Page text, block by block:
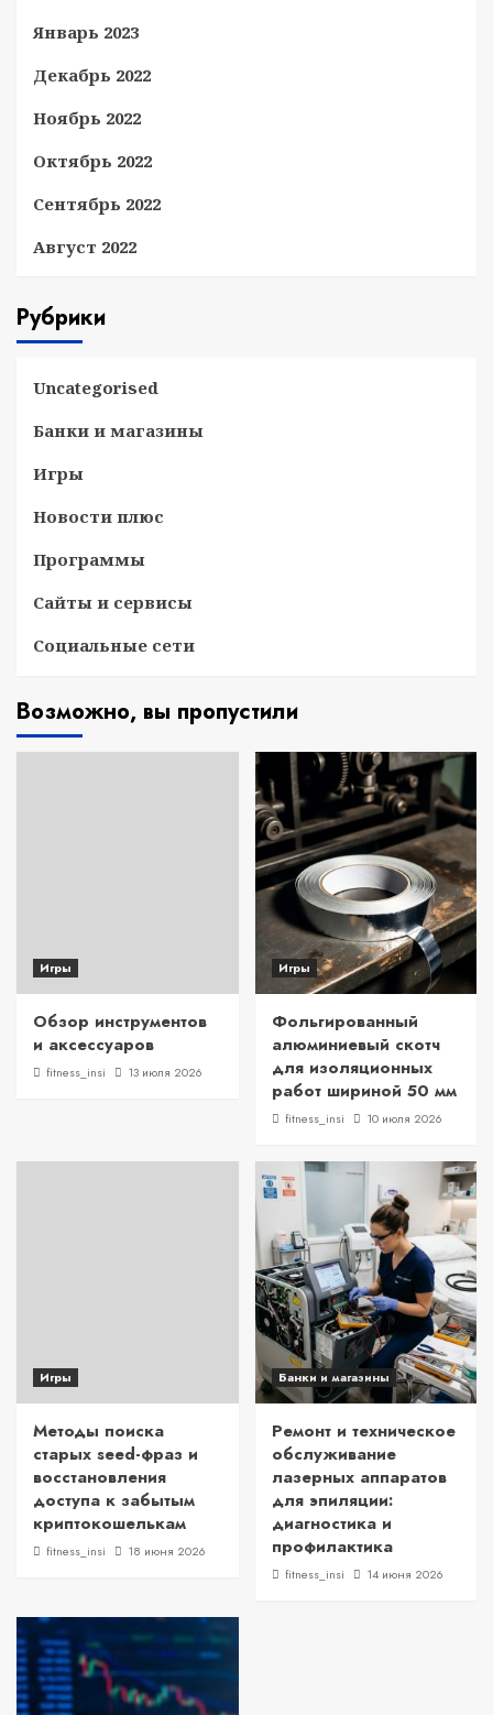
Январь 2023
Декабрь 2022
Ноябрь 2022
Октябрь 2022
Сентябрь 2022
Август 2022
Рубрики
Uncategorised
Банки и магазины
Игры
Новости плюс
Программы
Сайты и сервисы
Социальные сети
Возможно, вы пропустили
Игры
Обзор инструментов
и аксессуаров
fitness_insi 13 июля 2026
Игры
Фольгированный
алюминиевый скотч
для изоляционных
работ шириной 50 мм
fitness_insi 10 июля 2026
Игры
Методы поиска
старых seed-фраз и
восстановления
доступа к забытым
криптокошелькам
fitness_insi 18 июня 2026
Банки и магазины
Ремонт и техническое
обслуживание
лазерных аппаратов
для эпиляции:
диагностика и
профилактика
fitness_insi 14 июня 2026